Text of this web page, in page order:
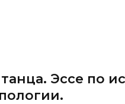
Эссе по